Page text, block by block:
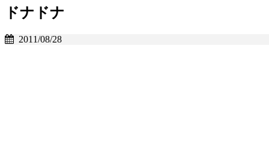
ドナドナ
2011/08/28